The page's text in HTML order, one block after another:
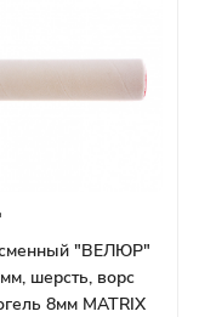
"ВЕЛЮР"
шерсть, ворс
8мм MATRIX